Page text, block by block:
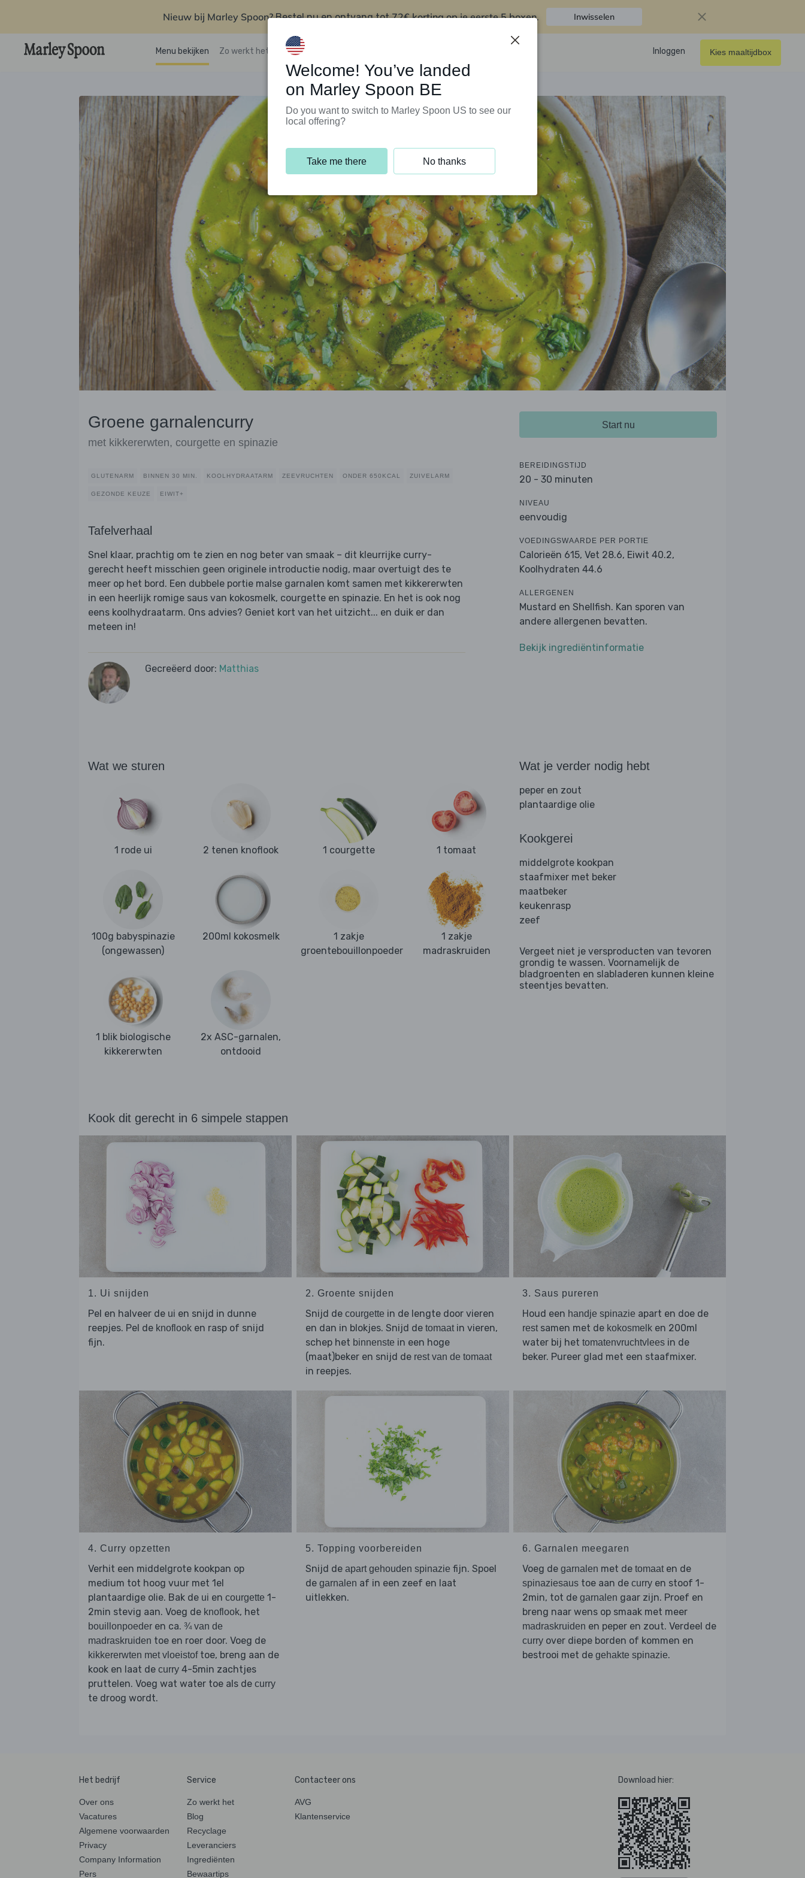
Nieuw bij Marley Spoon?Bestel nu en ontvang tot72€ korting op je eerste 5 boxen. Inwisselen
Menu bekijken Zo werkt het Klantenservice Inloggen Kies maaltijdbox
Groene garnalencurry
met kikkererwten, courgette en spinazie
GLUTENARM BINNEN 30 MIN. KOOLHYDRAATARM ZEEVRUCHTEN ONDER 650KCAL ZUIVELARM
GEZONDE KEUZE EIWIT+
Tafelverhaal
Snel klaar, prachtig om te zien en nog beter van smaak – dit kleurrijke curry-
gerecht heeft misschien geen originele introductie nodig, maar overtuigt des te
meer op het bord. Een dubbele portie malse garnalen komt samen met kikkererwten
in een heerlijk romige saus van kokosmelk, courgette en spinazie. En het is ook nog
eens koolhydraatarm. Ons advies? Geniet kort van het uitzicht... en duik er dan
meteen in!
Gecreëerd door: Matthias
Start nu
BEREIDINGSTIJD
20 - 30 minuten
NIVEAU
eenvoudig
VOEDINGSWAARDE PER PORTIE
Calorieën 615, Vet 28.6, Eiwit 40.2,
Koolhydraten 44.6
ALLERGENEN
Mustard en Shellfish. Kan sporen van
andere allergenen bevatten.
Bekijk ingrediëntinformatie
Wat we sturen
1 rode ui 2 tenen knoflook 1 courgette 1 tomaat
100g babyspinazie
(ongewassen)
200ml kokosmelk
1 zakje
groentebouillonpoeder
1 zakje
madraskruiden
1 blik biologische
kikkererwten
2x ASC-garnalen,
ontdooid
Wat je verder nodig hebt
peper en zout
plantaardige olie
Kookgerei
middelgrote kookpan
staafmixer met beker
maatbeker
keukenrasp
zeef
Vergeet niet je versproducten van tevoren
grondig te wassen. Voornamelijk de
bladgroenten en slabladeren kunnen kleine
steentjes bevatten.
Kook dit gerecht in 6 simpele stappen
1. Ui snijden
Pel en halveer de ui en snijd in dunne
reepjes. Pel de knoflook en rasp of snijd
fijn.
2. Groente snijden
Snijd de courgette in de lengte door vieren
en dan in blokjes. Snijd de tomaatin vieren,
schep het binnenste in een hoge
(maat)beker en snijd de rest van de tomaat
in reepjes.
3. Saus pureren
Houd een handje spinazie apart en doe de
restsamen met de kokosmelk en 200ml
water bij het tomatenvruchtvlees in de
beker. Pureer glad met een staafmixer.
4. Curry opzetten
Verhit een middelgrote kookpan op
medium tot hoog vuur met 1el
plantaardige olie. Bak de ui en courgette 1-
2min stevig aan. Voeg de knoflook, het
bouillonpoeder en ca. ¾ van de
madraskruiden toe en roer door. Voeg de
kikkererwten met vloeistoftoe, breng aan de
kook en laat de curry 4-5min zachtjes
pruttelen. Voeg wat water toe als de curry
te droog wordt.
5. Topping voorbereiden
Snijd de apart gehouden spinazie fijn. Spoel
de garnalen af in een zeef en laat
uitlekken.
6. Garnalen meegaren
Voeg de garnalen met de tomaat en de
spinaziesaus toe aan de curry en stoof 1-
2min, tot de garnalen gaar zijn. Proef en
breng naar wens op smaak met meer
madraskruiden en peper en zout. Verdeel de
curry over diepe borden of kommen en
bestrooi met de gehakte spinazie.
Het bedrijf
Over ons
Vacatures
Algemene voorwaarden
Privacy
Company Information
Pers
Service
Zo werkt het
Blog
Recyclage
Leveranciers
Ingrediënten
Bewaartips
Contacteer ons
AVG
Klantenservice
Download hier:
Welcome! You’ve landed
on Marley Spoon BE
Do you want to switch to Marley Spoon US to see our
local offering?
Take me there No thanks